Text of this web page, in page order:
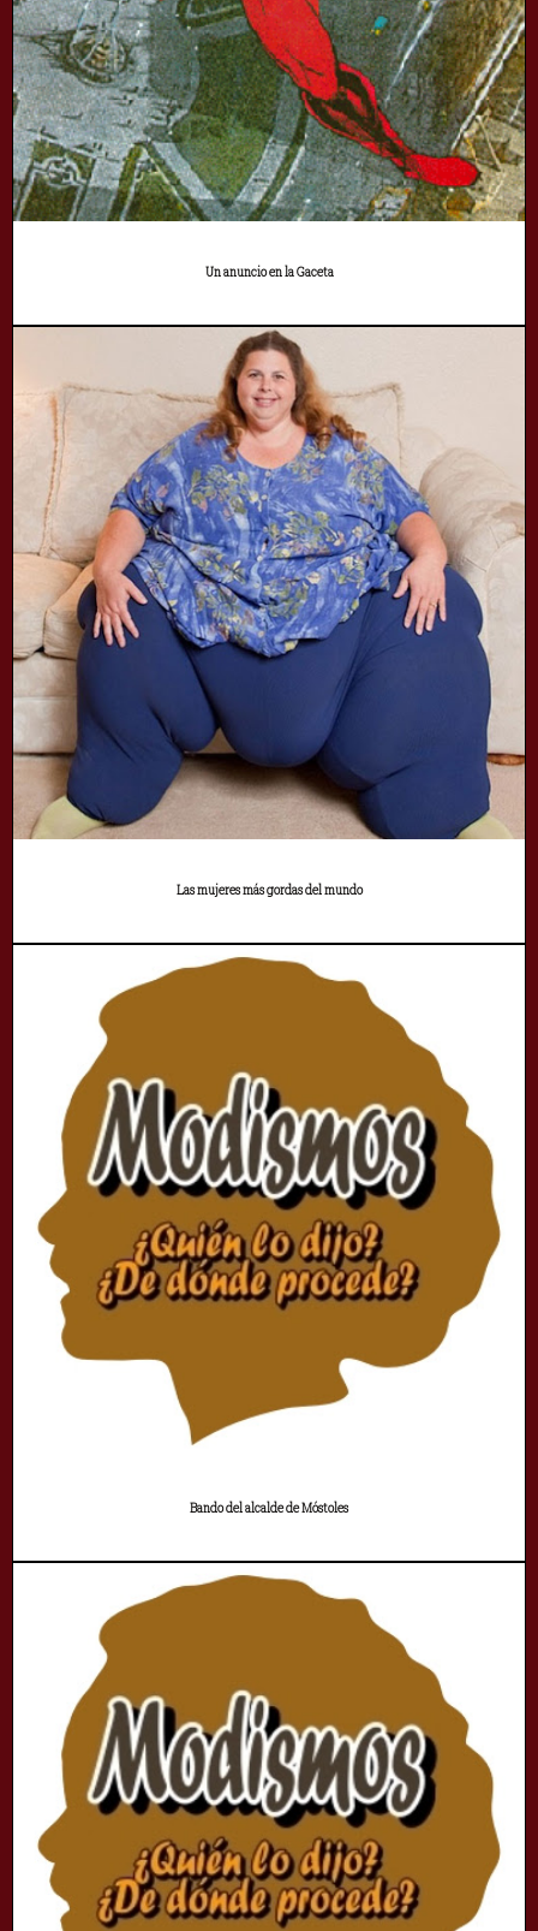
Un anuncio en la Gaceta
Las mujeres más gordas del mundo
Bando del alcalde de Móstoles